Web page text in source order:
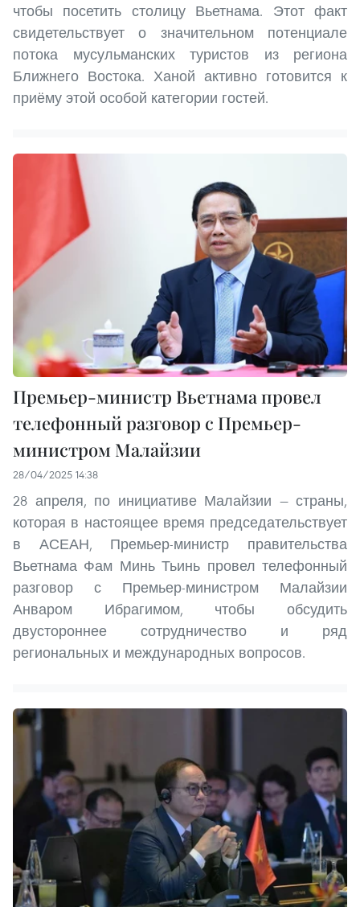
чтобы посетить столицу Вьетнама. Этот факт
свидетельствует о значительном потенциале
потока мусульманских туристов из региона
Ближнего Востока. Ханой активно готовится к
приёму этой особой категории гостей.
Премьер-министр Вьетнама провел
телефонный разговор с Премьер-
министром Малайзии
28/04/2025 14:38
28 апреля, по инициативе Малайзии — страны,
которая в настоящее время председательствует
в АСЕАН, Премьер-министр правительства
Вьетнама Фам Минь Тьинь провел телефонный
разговор с Премьер-министром Малайзии
Анваром Ибрагимом, чтобы обсудить
двустороннее сотрудничество и ряд
региональных и международных вопросов.